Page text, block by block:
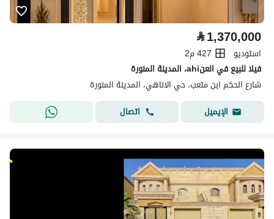
⃁1,370,000
استوديو
427 م2
فيلا للبيع في العنahi، المدينة المنورة
شارع الحكم ابن متعب، حي الاناهي، المدينة المنورة
الإيميل
اتصال